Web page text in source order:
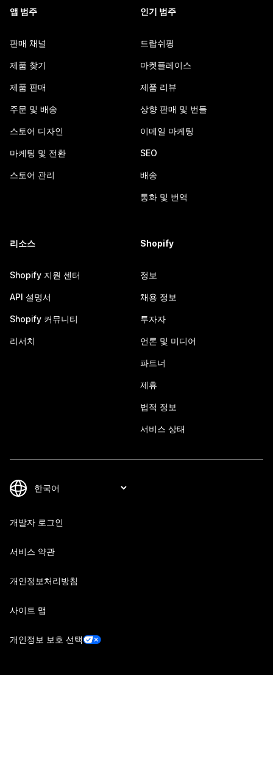
앱 범주
판매 채널
제품 찾기
제품 판매
주문 및 배송
스토어 디자인
마케팅 및 전환
스토어 관리
인기 범주
드랍쉬핑
마켓플레이스
제품 리뷰
상향 판매 및 번들
이메일 마케팅
SEO
배송
통화 및 번역
리소스
Shopify 지원 센터
API 설명서
Shopify 커뮤니티
리서치
Shopify
정보
채용 정보
투자자
언론 및 미디어
파트너
제휴
법적 정보
서비스 상태
개발자 로그인
서비스 약관
개인정보처리방침
사이트 맵
개인정보 보호 선택